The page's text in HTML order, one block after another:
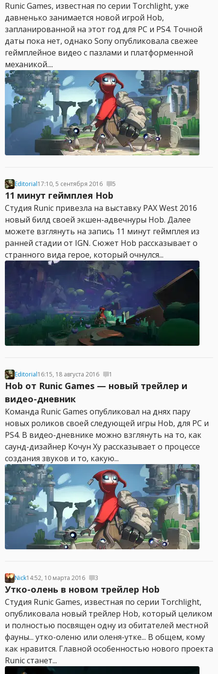
Runic Games, известная по серии Torchlight, уже
давненько занимается новой игрой Hob,
запланированной на этот год для PC и PS4. Точной
даты пока нет, однако Sony опубликовала свежее
геймплейное видео с пазлами и платформенной
механикой....
Editorial17:10, 5 сентября 2016 5
11 минут геймплея Hob
Студия Runic привезла на выставку PAX West 2016
новый билд своей экшен-адвечнуры Hob. Далее
можете взглянуть на запись 11 минут геймплея из
ранней стадии от IGN. Сюжет Hob рассказывает о
странного вида герое, который очнулся...
Editorial16:15, 18 августа 2016 1
Hob от Runic Games — новый трейлер и
видео-дневник
Команда Runic Games опубликовал на днях пару
новых роликов своей следующей игры Hob, для PC и
PS4. В видео-дневнике можно взглянуть на то, как
саунд-дизайнер Кочун Ху рассказывает о процессе
создания звуков и то, какую...
Nick14:52, 10 марта 2016 3
Утко-олень в новом трейлер Hob
Студия Runic Games, известная по серии Torchlight,
опубликовала новый трейлер Hob, который целиком
и полностью посвящен одну из обитателей местной
фауны... утко-оленю или оленя-утке... В общем, кому
как нравится. Главной особенностью нового проекта
Runiс станет...